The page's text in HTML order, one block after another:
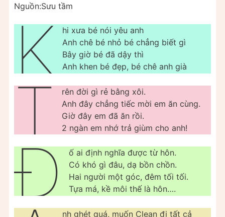
Nguồn:Sưu tầm
K
hi xưa bé nói yêu anh
Anh chê bé nhỏ bé chẳng biết gì
Bây giờ bé đã dậy thì
Anh khen bé đẹp, bé chê anh già
T
rên đời gì rẻ bằng xôi.
Anh đây chẳng tiếc mời em ăn cùng.
Giờ đây em đã ăn rồi.
2 ngàn em nhớ trả giùm cho anh!
Đ
ố ai định nghĩa được từ hôn.
Có khó gì đâu, dạ bồn chồn.
Hai người một góc, đêm tối tối.
Tựa má, kề môi thế là hôn….
nh ghét quá, muốn Clean đi tất cả